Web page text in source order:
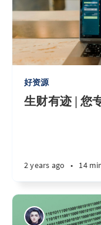
好资源
生财有迹 | 您
2 years ago • 14